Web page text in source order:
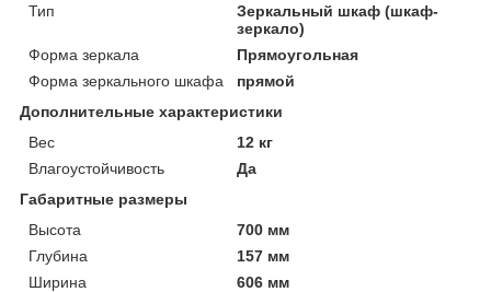
Тип
Зеркальный шкаф (шкаф-
зеркало)
Форма зеркала
Прямоугольная
Форма зеркального шкафа
прямой
Дополнительные характеристики
Вес
12 кг
Влагоустойчивость
Да
Габаритные размеры
Высота
700 мм
Глубина
157 мм
Ширина
606 мм